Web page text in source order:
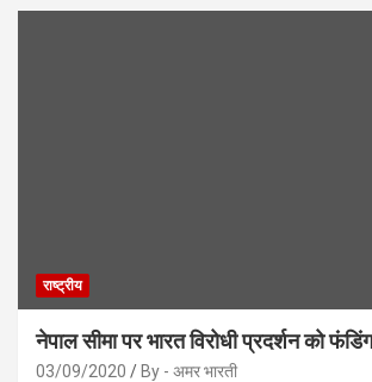
राष्ट्रीय
नेपाल सीमा पर भारत विरोधी प्रदर्शन को
03/09/2020 By - अमर भारती